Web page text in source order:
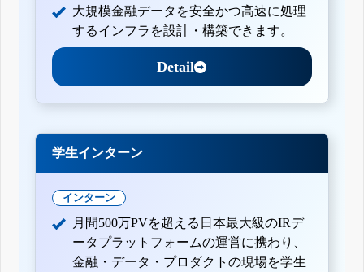
大規模金融データを安全かつ高速に処理
するインフラを設計・構築できます。
Detail
学生インターン
インターン
月間500万PVを超える日本最大級のIRデ
ータプラットフォームの運営に携わり、
金融・データ・プロダクトの現場を学生